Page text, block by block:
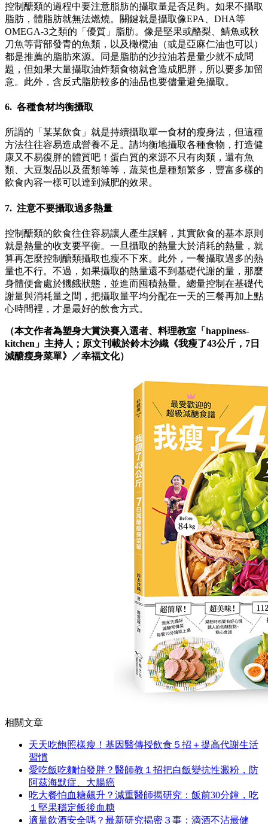
控制醣類的過程中要注意脂肪的攝取量是否足夠。如果不攝取
脂肪，體脂肪就無法燃燒。關鍵就是攝取像EPA、DHA等
OMEGA-3之類的「優質」脂肪。像是堅果或酪梨、鯖魚或秋
刀魚等背部發青的魚類，以及橄欖油（或是亞麻仁油也可以）
都是推薦的脂肪來源。同是脂肪的沙拉油若是量少就不成問
題，但如果大量攝取油炸類食物就會造成肥胖，所以要多加留
意。此外，含反式脂肪較多的油品也要儘量避免攝取。
6. 各種食材均衡攝取
所謂的「某某飲食」就是持續攝取單一食材的瘦身法，但這種
方法往往容易造成營養不足。請均衡地攝取各種食物，打造健
康又不易復胖的體質吧！蛋白質的來源不只有肉類，還有魚
類、大豆製品以及蛋類等等，蔬菜也是種類繁多，豐富多樣的
飲食內容一樣可以達到減肥的效果。
7. 注意不要攝取過多熱量
控制醣類的飲食往住容易讓人產生誤解，其實飲食的基本原則
就是熱量的收支要平衡。一旦攝取的熱量大於消耗的熱量，就
算再怎麼控制醣類攝取也瘦不下來。此外，一餐攝取過多的熱
量也不行。不過，如果攝取的熱量還不到基礎代謝的量，那麼
身體便會處於饑餓狀態，並進而囤積熱量。總量控制在基礎代
謝量與消耗量之間，把攝取量平均分配在一天的三餐再加上點
心時間裡，才是最好的飲食方式。
（本文作者為塑身大賞決賽入選者、料理教室「happiness-
kitchen」主持人；原文刊載於鈴木沙織《我瘦了43公斤，7日
減醣瘦身菜單》／幸福文化）
相關文章
天天吃飽照樣瘦！基因醫傳授飲食５招＋提高代謝生活
習慣
愛吃飯吃麵怕發胖？醫師教１招把白飯變抗性澱粉，防
阿茲海默症、大腸癌
吃大餐怕血糖飆升？減重醫師揭研究：飯前30分鐘，吃
１堅果穩定飯後血糖
適量飲酒安全嗎？最新研究揭密３事：滴酒不沾最健